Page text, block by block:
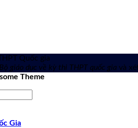
Quốc gia
giáo dục về kỳ thi THPT quốc gia và
Theme
Gia